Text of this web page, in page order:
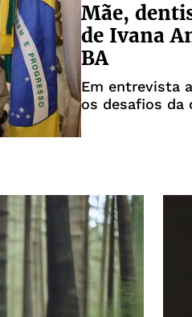
Mãe,
de Ivana
BA
Em entrevista
os desafios da